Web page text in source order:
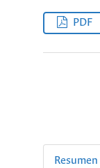
PDF
Resumen